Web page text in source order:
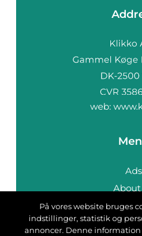
web:
Ads
About
På vores website bruges
indstillinger, statistik og
annoncer. Denne